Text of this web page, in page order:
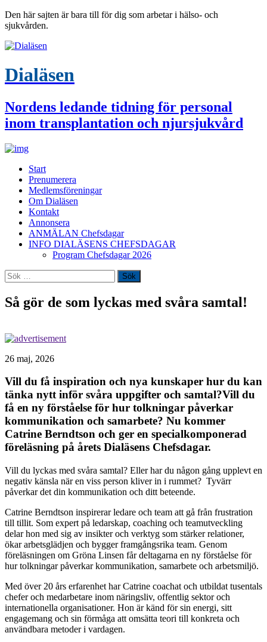
Den här sajten är bara till för dig som arbetar i hälso- och
sjukvården.
Dialäsen
Nordens ledande tidning för personal
inom transplantation och njursjukvård
Start
Prenumerera
Medlemsföreningar
Om Dialäsen
Kontakt
Annonsera
ANMÄLAN Chefsdagar
INFO DIALÄSENS CHEFSDAGAR
Program Chefsdagar 2026
Sök
efter:
Så gör de som lyckas med svåra samtal!
26 maj, 2026
Vill du få inspiration och nya kunskaper hur du kan
tänka nytt inför svåra uppgifter och samtal?Vill du
få en ny förståelse för hur tolkningar påverkar
kommunikation och samarbete? Nu kommer
Catrine Berndtson och ger en specialkomponerad
föreläsning på årets Dialäsens Chefsdagar.
Vill du lyckas med svåra samtal? Eller har du någon gång upplevt en
negativ känsla när en viss person kliver in i rummet? Tyvärr
påverkar det din kommunikation och ditt beteende.
Catrine Berndtson inspirerar ledare och team att gå från frustration
till tillit. Som expert på ledarskap, coaching och teamutveckling
delar hon med sig av insikter och verktyg som stärker relationer,
ökar arbetsglädjen och bygger framgångsrika team. Genom
föreläsningen om Gröna Linsen får deltagarna en ny förståelse för
hur tolkningar påverkar kommunikation, samarbete och arbetsmiljö.
Med över 20 års erfarenhet har Catrine coachat och utbildat tusentals
chefer och medarbetare inom näringsliv, offentlig sektor och
internationella organisationer. Hon är känd för sin energi, sitt
engagemang och sin förmåga att omsätta teori till konkreta och
användbara metoder i vardagen.